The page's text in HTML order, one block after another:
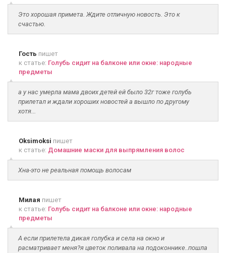
Это хорошая примета. Ждите отличную новость. Это к
счастью.
Гость пишет
к статье: Голубь сидит на балконе или окне: народные
предметы
а у нас умерла мама двоих детей ей было 32г тоже голубь
прилетал и ждали хороших новостей а вышло по другому
хотя...
Oksimoksi пишет
к статье: Домашние маски для выпрямления волос
Хна-это не реальная помощь волосам
Милая пишет
к статье: Голубь сидит на балконе или окне: народные
предметы
А если прилетела дикая голубка и села на окно и
расматривает меня?я цветок поливала на подоконнике..пошла